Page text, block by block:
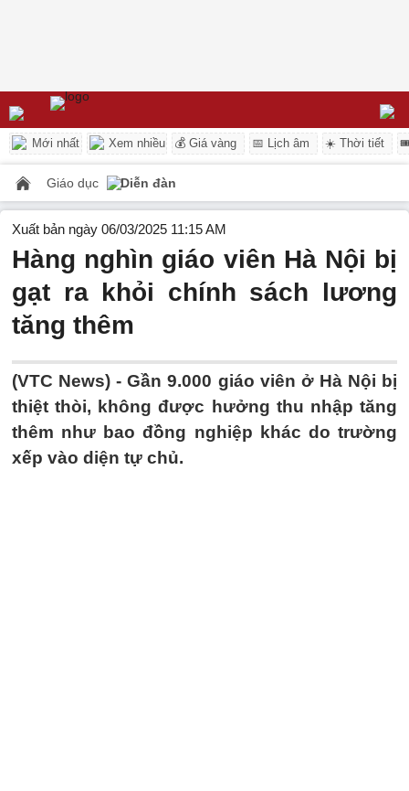
Mới nhất Xem nhiều 💰 Giá vàng 📅 Lịch âm ☀️ Thời tiết
Giáo dục Diễn đàn
Xuất bản ngày 06/03/2025 11:15 AM
Hàng nghìn giáo viên Hà Nội bị
gạt ra khỏi chính sách lương
tăng thêm
(VTC News) -Gần 9.000 giáo viên ở Hà Nội bị
thiệt thòi, không được hưởng thu nhập tăng
thêm như bao đồng nghiệp khác do trường
xếp vào diện tự chủ.